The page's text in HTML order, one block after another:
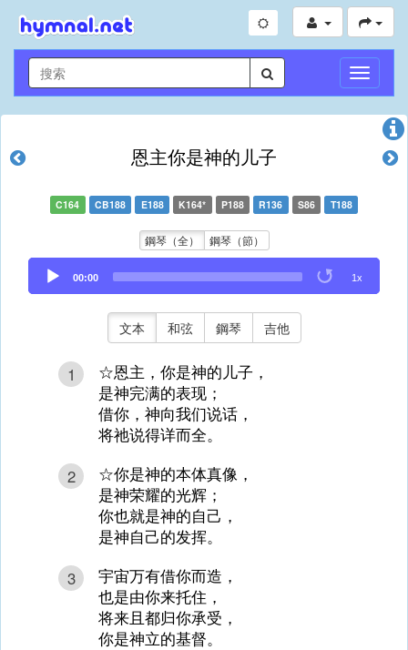
切
換
導
恩主你是神的儿子
C164 CB188 E188 K164* P188 R136 S86 T188
鋼琴（全） 鋼琴（節）
Audio
Player
00:00 1x
文本 和弦 鋼琴 吉他
1
☆恩主，你是神的儿子，
是神完满的表现；
借你，神向我们说话，
将祂说得详而全。
2
☆你是神的本体真像，
是神荣耀的光辉；
你也就是神的自己，
是神自己的发挥。
3
宇宙万有借你而造，
也是由你来托住，
将来且都归你承受，
你是神立的基督。